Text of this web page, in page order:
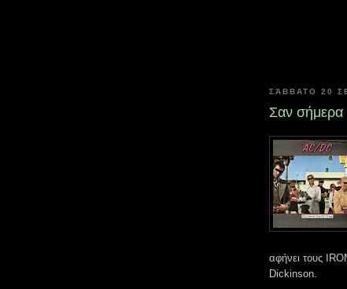
ΣΆΒΒΑΤΟ 20
Σαν σήμερα
αφήνει τους
Dickinson.